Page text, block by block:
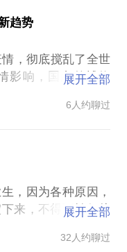
趋势
，彻底搅乱了全世
影响，国内外博物
展被迫取消，荷兰
都会博物馆150周
……
，开始陆续恢复开
疫情对整个行业造
。
展开全部
6人约聊过
，因为各种原因，
来，不得不转行从
行业，成为一名艺术
展开全部
32人约聊过